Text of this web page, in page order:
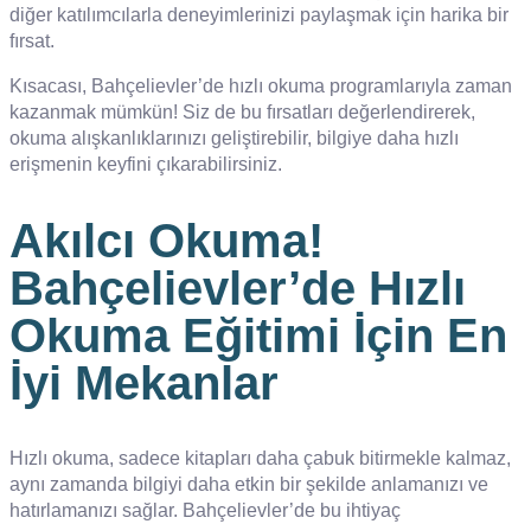
diğer katılımcılarla deneyimlerinizi paylaşmak için harika bir
fırsat.
Kısacası, Bahçelievler’de hızlı okuma programlarıyla zaman
kazanmak mümkün! Siz de bu fırsatları değerlendirerek,
okuma alışkanlıklarınızı geliştirebilir, bilgiye daha hızlı
erişmenin keyfini çıkarabilirsiniz.
Akılcı Okuma!
Bahçelievler’de Hızlı
Okuma Eğitimi İçin En
İyi Mekanlar
Hızlı okuma, sadece kitapları daha çabuk bitirmekle kalmaz,
aynı zamanda bilgiyi daha etkin bir şekilde anlamanızı ve
hatırlamanızı sağlar. Bahçelievler’de bu ihtiyaç